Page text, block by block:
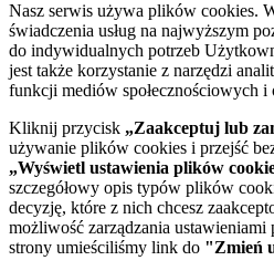
Nasz serwis używa plików cookies.
świadczenia usług na najwyższym
do indywidualnych potrzeb
jest także korzystanie z narzędzi
funkcji mediów społecznościowych i
Kliknij przycisk „Zaakceptuj lub
używanie plików cookies i przejść
„Wyświetl ustawienia plików
szczegółowy opis typów plików
decyzję, które z nich chcesz
możliwość zarządzania
strony umieściliśmy link do "Zmień